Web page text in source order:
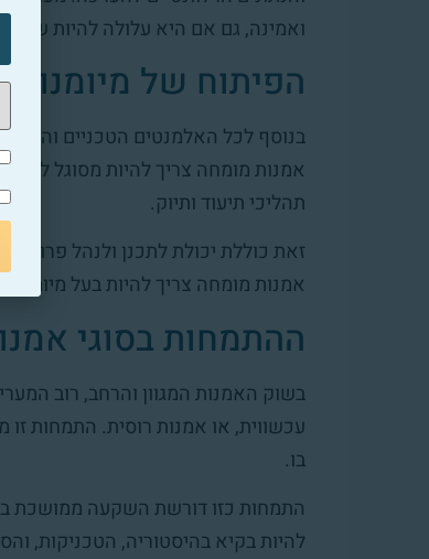
ואמינה, גם אם היא עלולה להיות
הפיתוח של
בנוסף לכל האלמנטים הטכניים
אמנות מומחה צריך להיות מסוגל לנהל
תהליכי תיעוד ותיוק.
זאת כוללת יכולת לתכנן ולנהל
אמנות מומחה צריך להיות בעל
ההתמחות בסוגי
בשוק האמנות המגוון והרחב, רוב
עכשווית, או אמנות רוסית. התמחות
בו.
התמחות כזו דורשת השקעה ממושכת
להיות בקיא בהיסטוריה, הטכניקות,